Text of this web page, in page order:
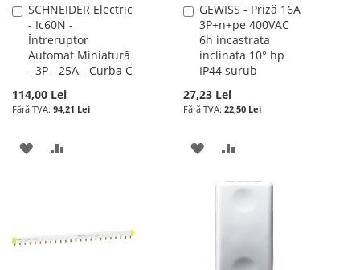
SCHNEIDER Electric
- Ic60N -
Întreruptor
Automat Miniatură
- 3P - 25A - Curba C
114,00 Lei
94,21 Lei
Adauga
în
cos
ADAUGATI
GEWISS - Priză 16A
3P+n+pe 400VAC
6h incastrata
inclinata 10° hp
IP44 surub
27,23 Lei
22,50 Lei
Adauga
în
cos
ADAUGATI
DORINTE